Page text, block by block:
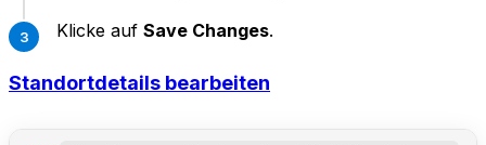
Klicke auf Save Changes.
Standortdetails bearbeiten